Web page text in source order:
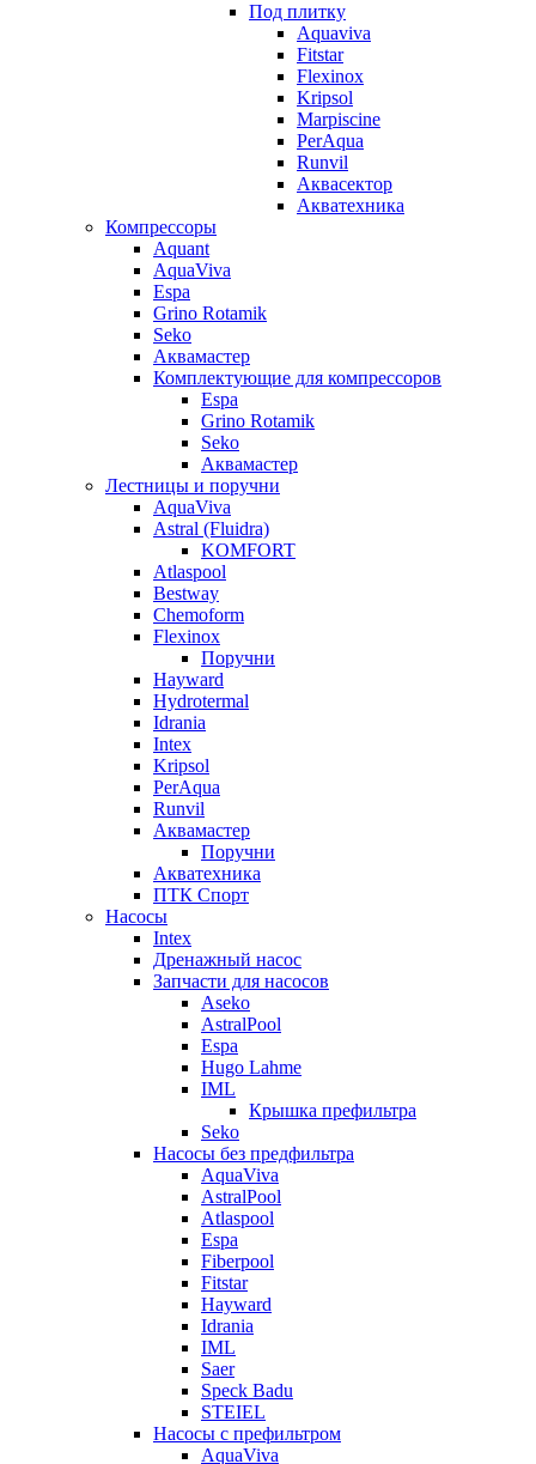
Под плитку
Aquaviva
Fitstar
Flexinox
Kripsol
Marpiscine
PerAqua
Runvil
Аквасектор
Акватехника
Компрессоры
Aquant
AquaViva
Espa
Grino Rotamik
Seko
Аквамастер
Комплектующие для компрессоров
Espa
Grino Rotamik
Seko
Аквамастер
Лестницы и поручни
AquaViva
Astral (Fluidra)
KOMFORT
Atlaspool
Bestway
Chemoform
Flexinox
Поручни
Hayward
Hydrotermal
Idrania
Intex
Kripsol
PerAqua
Runvil
Аквамастер
Поручни
Акватехника
ПТК Спорт
Насосы
Intex
Дренажный насос
Запчасти для насосов
Aseko
AstralPool
Espa
Hugo Lahme
IML
Крышка префильтра
Seko
Насосы без предфильтра
AquaViva
AstralPool
Atlaspool
Espa
Fiberpool
Fitstar
Hayward
Idrania
IML
Saer
Speck Badu
STEIEL
Насосы с префильтром
AquaViva